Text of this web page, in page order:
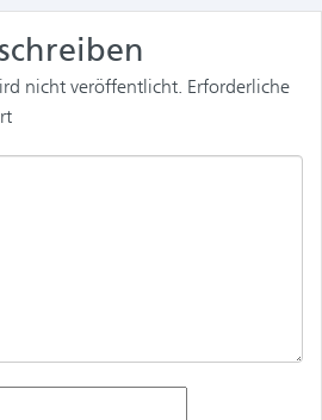
nicht veröffentlicht. Erforderliche